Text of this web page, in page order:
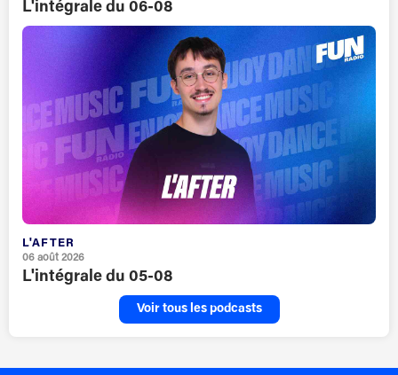
L'intégrale du 06-08
L'AFTER
06 août 2026
L'intégrale du 05-08
Voir tous les podcasts